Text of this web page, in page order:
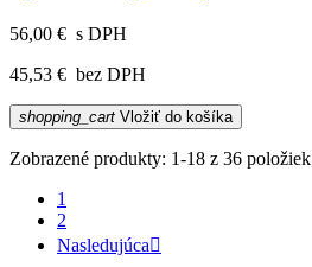
56,00 € s DPH
45,53 € bez DPH
shopping_cart Vložiť do košíka
Zobrazené produkty: 1-18 z 36 položiek
1
2
Nasledujúca